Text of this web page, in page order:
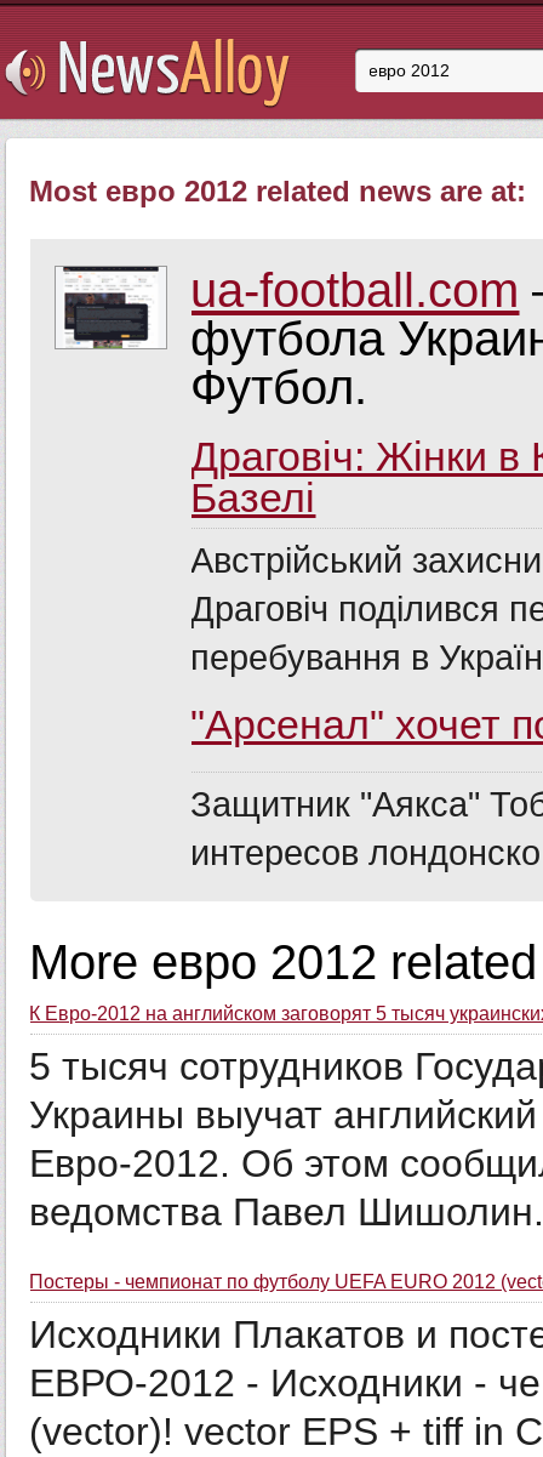
Most евро 2012 related news are at:
ua-football.com
футбола
Футбол.
Драговіч: Жінки в
Базелі
Австрійський
Драговіч поділився
перебування в
"Арсенал" хочет
Защитник "Аякса"
интересов
More евро 2012
К Евро-2012 на английском заговорят 5 тысяч
5 тысяч сотрудников
Украины выучат
Евро-2012. Об этом
ведомства Павел
Постеры - чемпионат по футболу UEFA EURO 2012
Исходники Плакатов и
ЕВРО-2012 - Исходники -
(vector)! vector EPS + tiff in